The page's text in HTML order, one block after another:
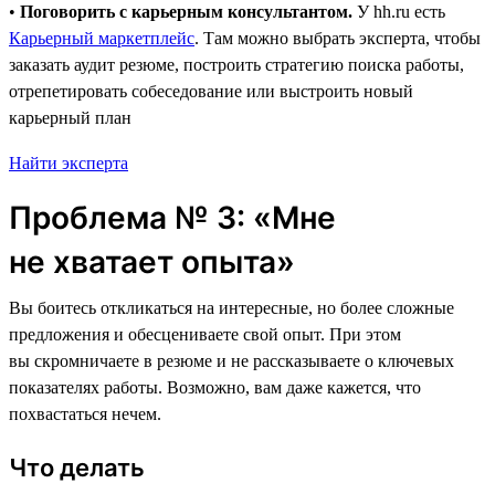
• Поговорить с карьерным консультантом. У hh.ru есть
Карьерный маркетплейс. Там можно выбрать эксперта, чтобы
заказать аудит резюме, построить стратегию поиска работы,
отрепетировать собеседование или выстроить новый
карьерный план
Найти эксперта
Проблема № 3: «Мне
не хватает опыта»
Вы боитесь откликаться на интересные, но более сложные
предложения и обесцениваете свой опыт. При этом
вы скромничаете в резюме и не рассказываете о ключевых
показателях работы. Возможно, вам даже кажется, что
похвастаться нечем.
Что делать